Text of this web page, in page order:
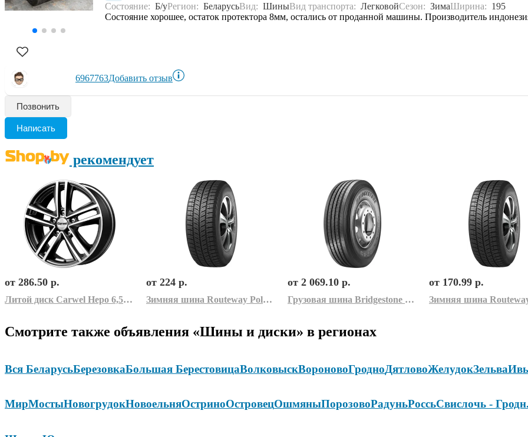
Состояние: Б/уРегион: БеларусьВид: ШиныВид транспорта: ЛегковойСезон: ЗимаШирина: 195
Состояние хорошее, остаток протектора 8мм, остались от проданной машины. Производитель
6967763Добавить отзыв
Позвонить
Написать
рекомендует
от 286.50 р.
Литой диск Carwel Неро 6,5x16 5x112 ET46 D57,1
от 224 р.
Зимняя шина Routeway Polargrip RY60 205/65R16C 107/105R
от 2 069.10 р.
Грузовая шина Bridgestone R249 385/65R22.5 160K
от 170.99 р.
Смотрите также объявления «Шины и диски» в регионах
Вся БеларусьБерезовкаБольшая БерестовицаВолковыскВороновоГродноДятловоЖелудокЗельва
МирМостыНовогрудокНовоельняОстриноОстровецОшмяныПорозовоРадуньРоссьСвислочь -